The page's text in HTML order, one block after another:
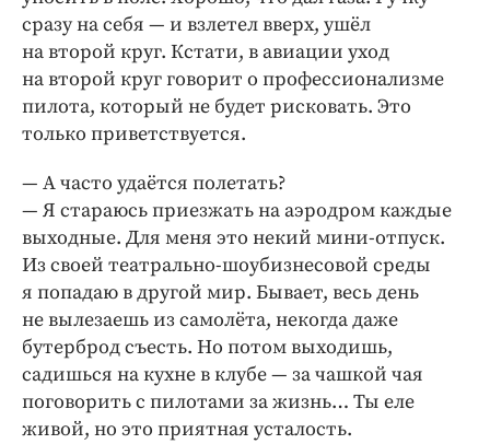
сразу на себя — и взлетел вверх, ушёл
на второй круг. Кстати, в авиации уход
на второй круг говорит о профессионализме
пилота, который не будет рисковать. Это
только приветствуется.
— А часто удаётся полетать?
— Я стараюсь приезжать на аэродром каждые
выходные. Для меня это некий мини-отпуск.
Из своей театрально-шоубизнесовой среды
я попадаю в другой мир. Бывает, весь день
не вылезаешь из самолёта, некогда даже
бутерброд съесть. Но потом выходишь,
садишься на кухне в клубе — за чашкой чая
поговорить с пилотами за жизнь… Ты еле
живой, но это приятная усталость.